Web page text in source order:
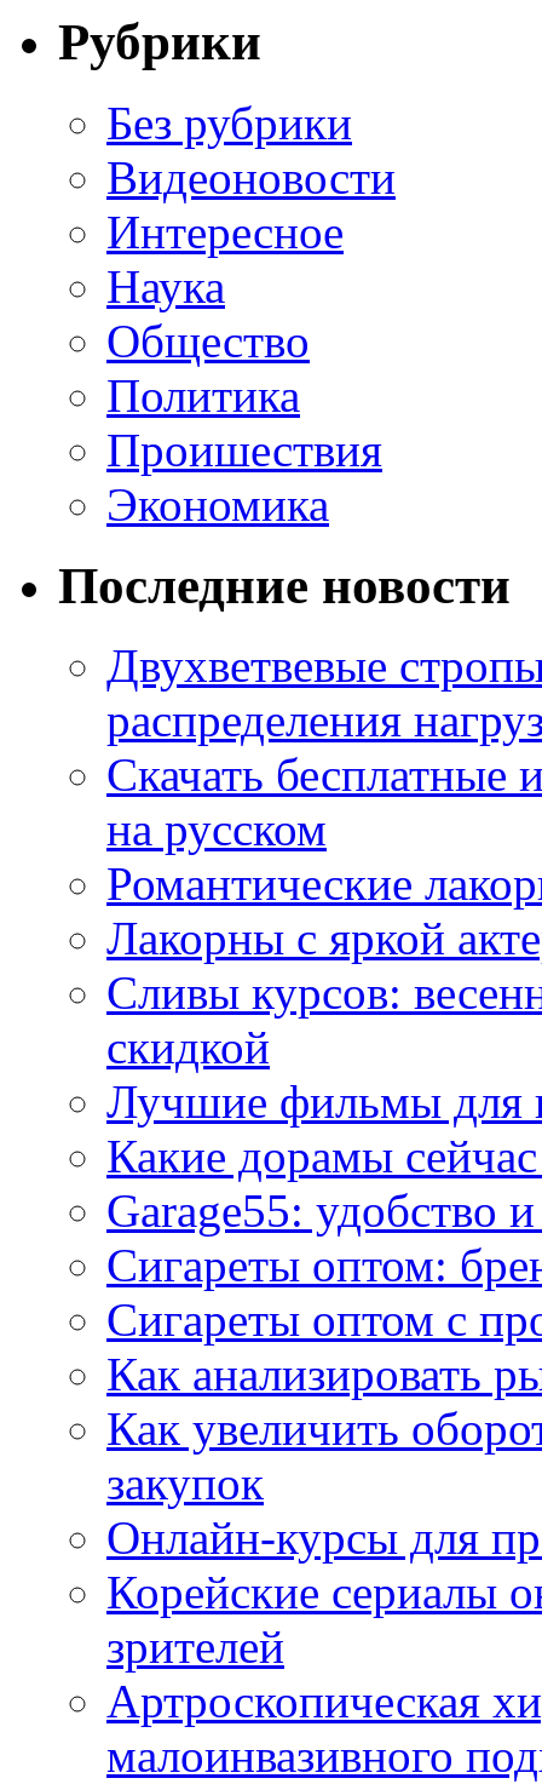
Рубрики
Без рубрики
Видеоновости
Интересное
Наука
Общество
Политика
Проишествия
Экономика
Последние новости
Двухветвевые
распределения
Скачать
на русском
Романтические
Лакорны с яркой
Сливы курсов:
скидкой
Лучшие фильмы для
Какие дорамы
Garage55: удобство
Сигареты оптом:
Сигареты оптом с
Как анализировать
Как увеличить
закупок
Онлайн-курсы для
Корейские сериалы
зрителей
Артроскопическая
малоинвазивного